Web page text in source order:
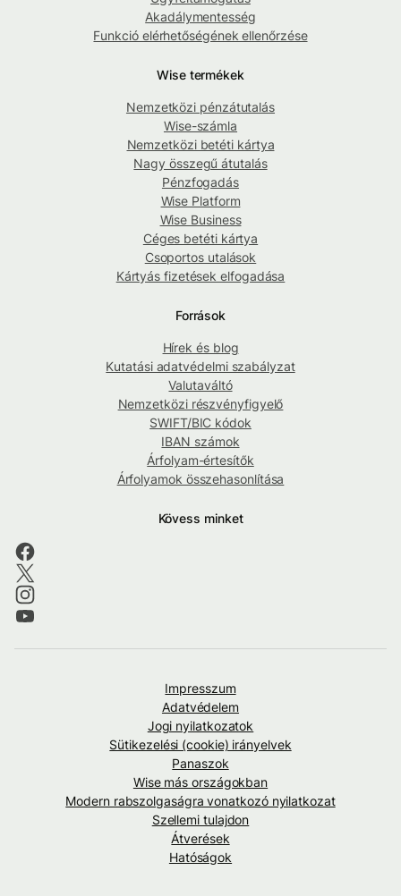
Akadálymentesség
Funkció elérhetőségének ellenőrzése
Wise termékek
Nemzetközi pénzátutalás
Wise-számla
Nemzetközi betéti kártya
Nagy összegű átutalás
Pénzfogadás
Wise Platform
Wise Business
Céges betéti kártya
Csoportos utalások
Kártyás fizetések elfogadása
Források
Hírek és blog
Kutatási adatvédelmi szabályzat
Valutaváltó
Nemzetközi részvényfigyelő
SWIFT/BIC kódok
IBAN számok
Árfolyam-értesítők
Árfolyamok összehasonlítása
Kövess minket
Impresszum
Adatvédelem
Jogi nyilatkozatok
Sütikezelési (cookie) irányelvek
Panaszok
Wise más országokban
Modern rabszolgaságra vonatkozó nyilatkozat
Szellemi tulajdon
Átverések
Hatóságok